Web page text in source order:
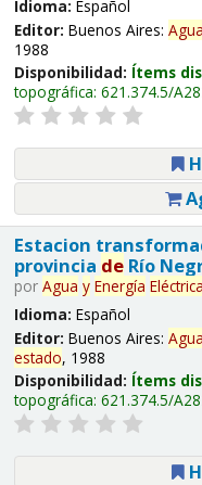
Idioma: Español
Editor: Buenos Aires: Agua
1988
Disponibilidad: Ítems
topográfica: 621.374.5/
Estacion
provincia deRío
por Agua y Energía
Idioma: Español
Editor: Buenos Aires: Agua
estado, 1988
Disponibilidad: Ítems
topográfica: 621.374.5/